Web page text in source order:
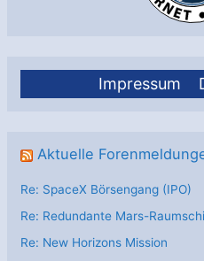
Impressum
Aktuelle
Re: SpaceX Börsengang (IPO)
Re: Redundante Mars-
Re: New Horizons Mission